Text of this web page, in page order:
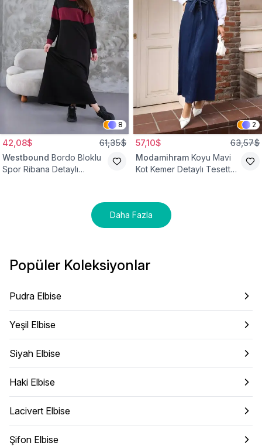
8
42,08$ 61,35$
Westbound Bordo Bloklu
Spor Ribana Detaylı
2
57,10$ 63,57$
Modamihram Koyu Mavi
Kot Kemer Detaylı Tesettür
Daha Fazla
Popüler Koleksiyonlar
Pudra Elbise
Yeşil Elbise
Siyah Elbise
Haki Elbise
Lacivert Elbise
Şifon Elbise